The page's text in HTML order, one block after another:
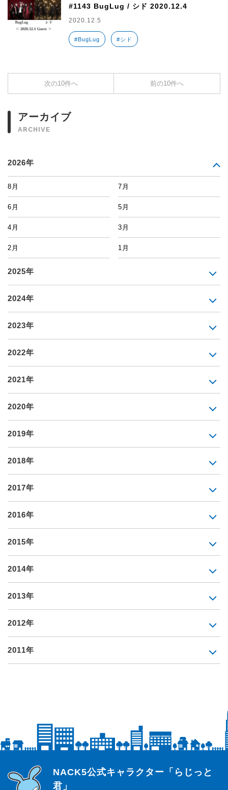
#1143 BugLug / シド 2020.12.4
2020.12.5
#BugLug #シド
次の10件へ 前の10件へ
アーカイブ
ARCHIVE
2026年
8月 7月
6月 5月
4月 3月
2月 1月
2025年
2024年
2023年
2022年
2021年
2020年
2019年
2018年
2017年
2016年
2015年
2014年
2013年
2012年
2011年
らじっと君
NACK5公式キャラクター「らじっと
君」